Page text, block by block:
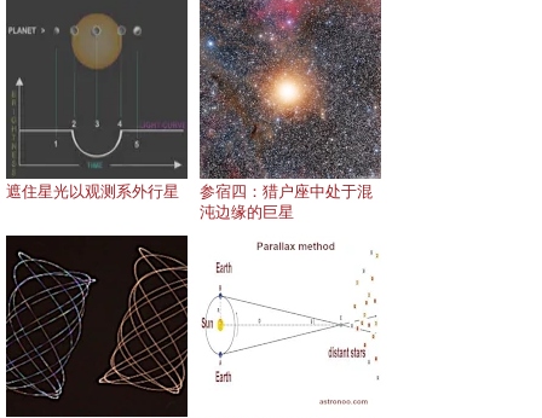
遮住星光以观测系外行星
参宿四：猎户座中处于混
沌边缘的巨星